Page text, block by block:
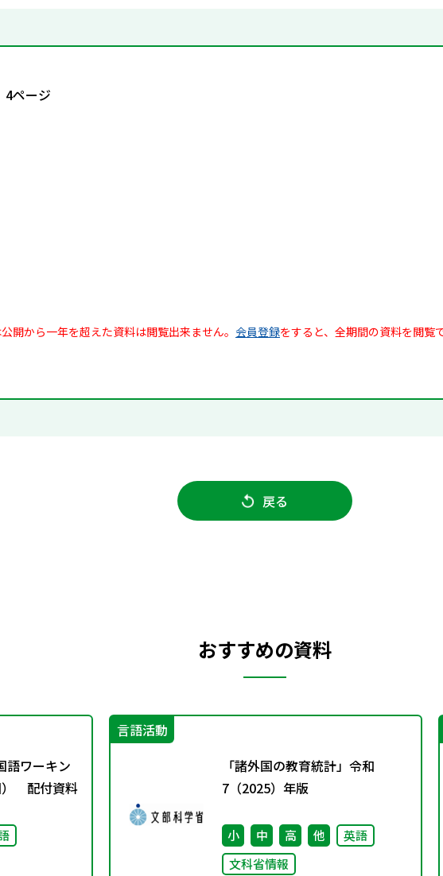
4ページ
開から一年を超えた資料は閲覧出来ません。 会員登録をすると、全期間の資料を閲覧
戻る
おすすめの資料
ワーキン
） 配付資料
言語活動
「諸外国の教育統計」令和
7（2025）年版
小 中 高 他
英語
文科省情報